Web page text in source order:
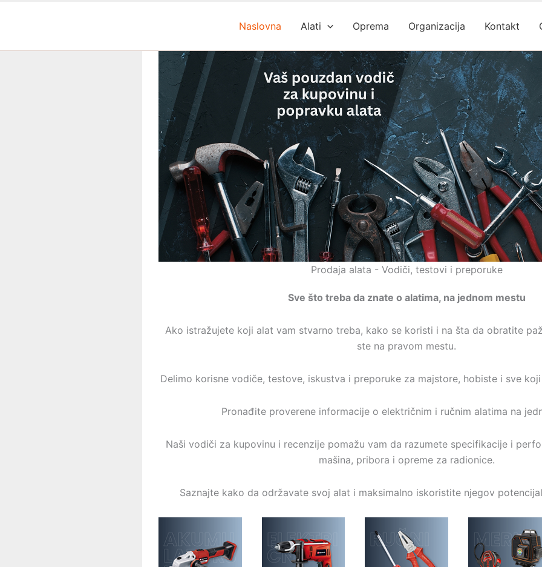
Naslovna Alati Oprema Organizacija Kontakt
Prodaja alata - Vodiči, testovi i preporuke
Sve što treba da znate o alatima, na jednom mestu
Ako istražujete koji alat vam stvarno treba, kako se koristi i na šta da obratite
ste na pravom mestu.
Delimo korisne vodiče, testove, iskustva i preporuke za majstore, hobiste i sve
Pronađite proverene informacije o električnim i ručnim alatima na
Naši vodiči za kupovinu i recenzije pomažu vam da razumete specifikacije i
mašina, pribora i opreme za radionice.
Saznajte kako da održavate svoj alat i maksimalno iskoristite njegov